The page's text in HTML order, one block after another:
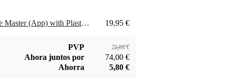
4 x Voggenreiter 1141 Flute Master (App) with Plastic Recorder (German Bore) 19,95 €
PVP 79,80 €
Ahora juntos por
74,00 €
Ahorra
5,80 €